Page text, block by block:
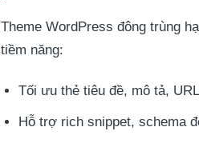
Theme WordPress đông trùng
tiềm năng:
Tối ưu thẻ tiêu đề, mô tả,
Hỗ trợ rich snippet, schema